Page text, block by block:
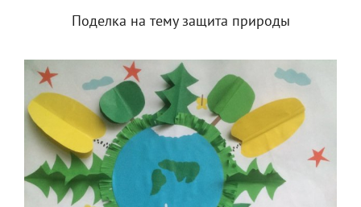
Поделка на тему защита природы